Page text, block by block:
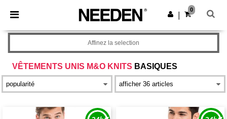
× Appli Needen
Meilleurs prix sur l’app !
Obtenir l'appli
0
VÊTEMENTS UNIS M&O KNITS BASIQUES
Affinez la selection